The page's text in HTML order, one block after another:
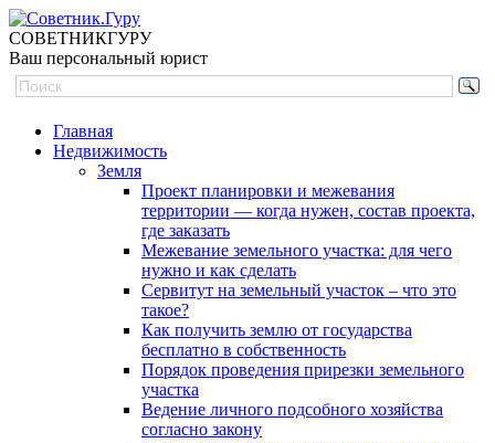
СОВЕТНИКГУРУ
Ваш персональный юрист
Главная
Недвижимость
Земля
Проект планировки и межевания
территории — когда нужен, состав проекта,
где заказать
Межевание земельного участка: для чего
нужно и как сделать
Сервитут на земельный участок – что это
такое?
Как получить землю от государства
бесплатно в собственность
Порядок проведения прирезки земельного
участка
Ведение личного подсобного хозяйства
согласно закону